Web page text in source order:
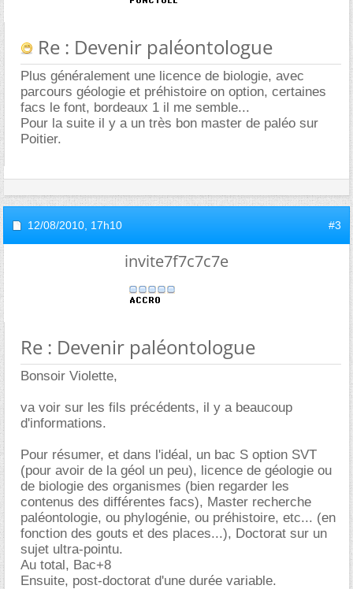
Re : Devenir paléontologue
Plus généralement une licence de biologie, avec
parcours géologie et préhistoire on option, certaines
facs le font, bordeaux 1 il me semble...
Pour la suite il y a un très bon master de paléo sur
Poitier.
12/08/2010, 17h10 #3
invite7f7c7c7e
Re : Devenir paléontologue
Bonsoir Violette,
va voir sur les fils précédents, il y a beaucoup
d'informations.
Pour résumer, et dans l'idéal, un bac S option SVT
(pour avoir de la géol un peu), licence de géologie ou
de biologie des organismes (bien regarder les
contenus des différentes facs), Master recherche
paléontologie, ou phylogénie, ou préhistoire, etc... (en
fonction des gouts et des places...), Doctorat sur un
sujet ultra-pointu.
Au total, Bac+8
Ensuite, post-doctorat d'une durée variable.